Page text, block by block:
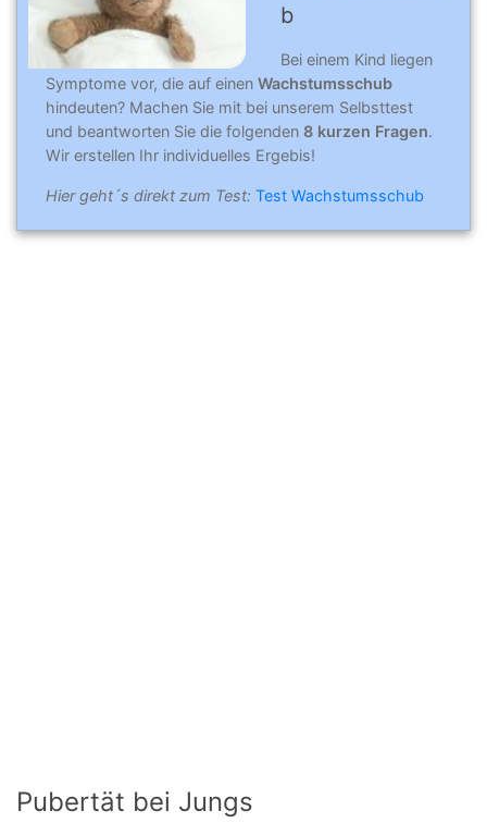
b
Bei einem Kind liegen
Symptome vor, die auf einen Wachstumsschub
hindeuten? Machen Sie mit bei unserem Selbsttest
und beantworten Sie die folgenden 8 kurzen Fragen.
Wir erstellen Ihr individuelles Ergebis!
Hier geht´s direkt zum Test: Test Wachstumsschub
Pubertät bei Jungs